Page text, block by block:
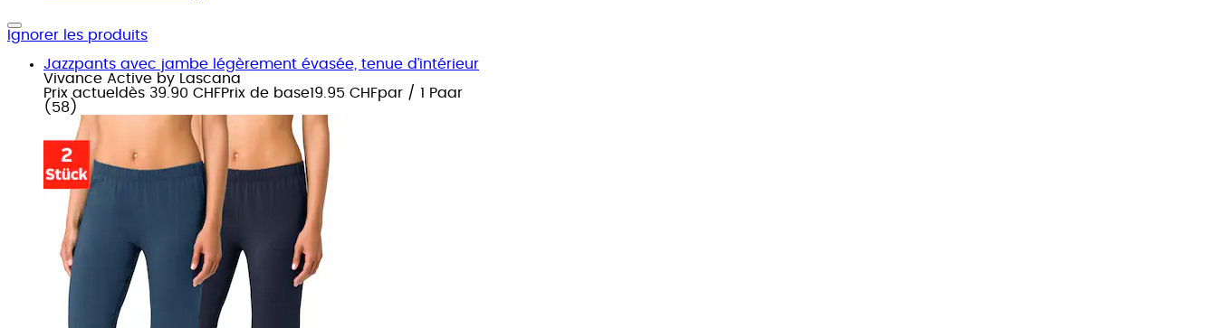
Ignorer les produits
Jazzpants avec jambe légèrement évasée, tenue d’intérieur
Vivance Active by Lascana
Prix actuel dès 39.90 CHFPrix de base19.95 CHFpar / 1 Paar
( 58 )